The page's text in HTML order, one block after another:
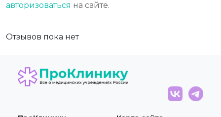
авторизоваться на сайте.
Отзывов пока нет